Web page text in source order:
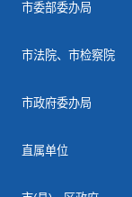
市委部委办局
市法院、市检察院
市政府委办局
直属单位